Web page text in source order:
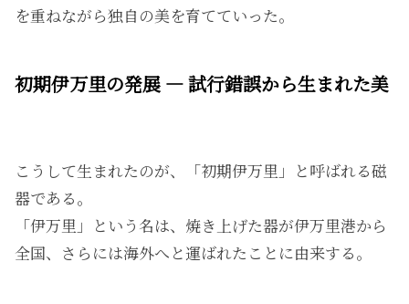
を重ねながら独自の美を育てていった。
初期伊万里の発展 ― 試行錯誤から生まれた美
こうして生まれたのが、「初期伊万里」と呼ばれる磁
器である。
「伊万里」という名は、焼き上げた器が伊万里港から
全国、さらには海外へと運ばれたことに由来する。